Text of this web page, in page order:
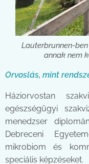
Lauterbrunnen-
annak nem
Orvoslás, mint
Háziorvostan
egészségügyi
menedzser
Debreceni
mikrobiom és
speciális képzéseket.